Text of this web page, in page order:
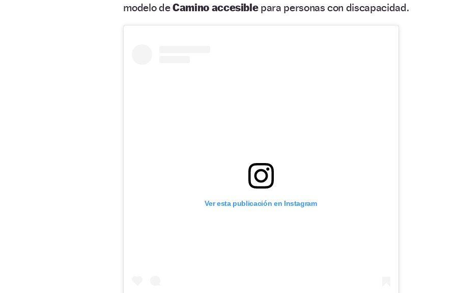
modelo deCamino accesiblepara personas con discapacidad.
Ver esta publicación en Instagram